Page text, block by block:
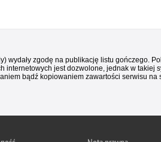
wydały zgodę na publikację listu gończego.
jest dozwolone, jednak w takiej
bądź kopiowaniem zawartości serwisu na